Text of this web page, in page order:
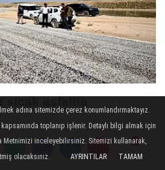
Yorumlar
Yorumlar
adına sitemizde çerez konumlandırmaktayız.
kapsamında toplanıp işlenir. Detaylı bilgi almak için
Metnimizi inceleyebilirsiniz. Sitemizi kullanarak,
olacaksınız.
AYRINTILAR TAMAM